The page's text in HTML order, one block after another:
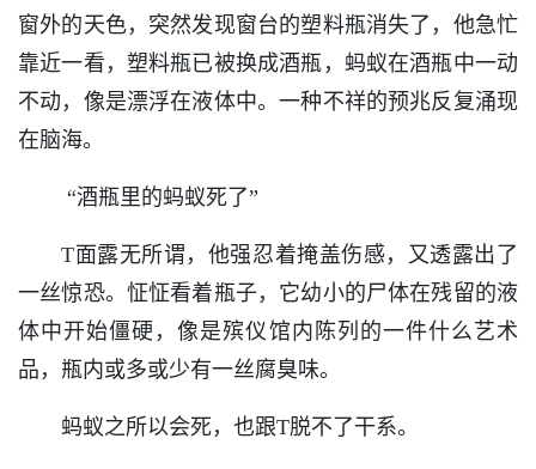
窗外的天色，突然发现窗台的塑料瓶消失了，他急忙
靠近一看，塑料瓶已被换成酒瓶，蚂蚁在酒瓶中一动
不动，像是漂浮在液体中。一种不祥的预兆反复涌现
在脑海。
“酒瓶里的蚂蚁死了”
T面露无所谓，他强忍着掩盖伤感，又透露出了
一丝惊恐。怔怔看着瓶子，它幼小的尸体在残留的液
体中开始僵硬，像是殡仪馆内陈列的一件什么艺术
品，瓶内或多或少有一丝腐臭味。
蚂蚁之所以会死，也跟T脱不了干系。